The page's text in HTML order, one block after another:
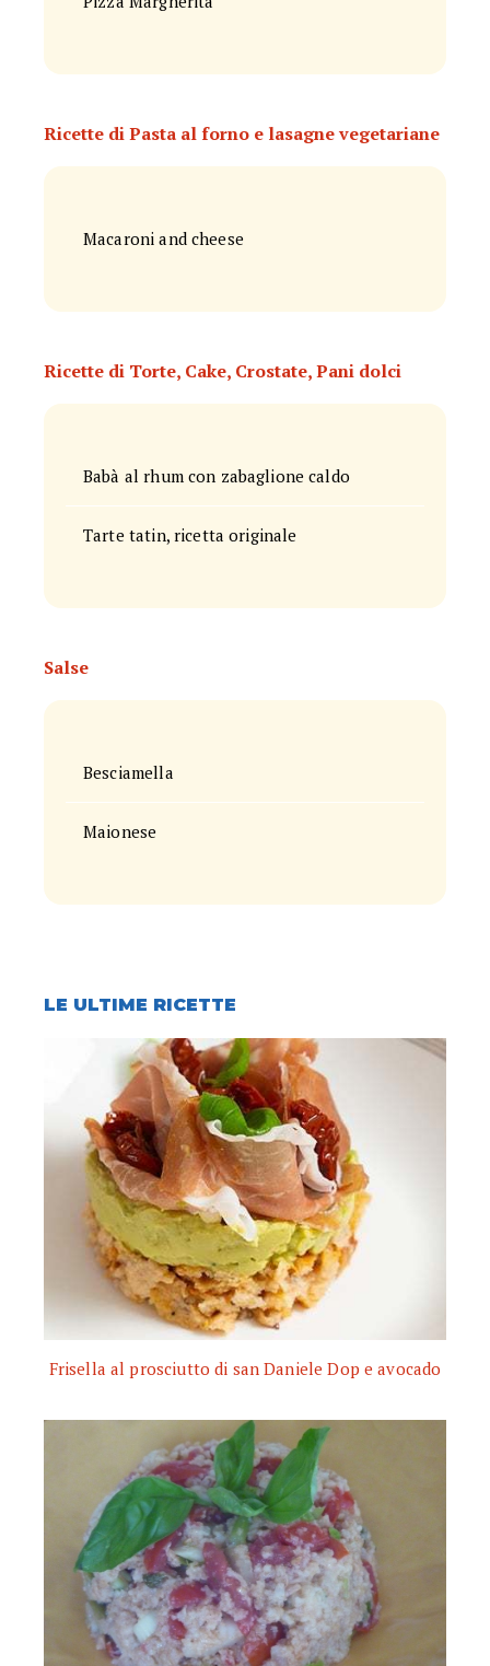
Ricette di Pasta al forno e lasagne vegetariane
Macaroni and cheese
Ricette di Torte, Cake, Crostate, Pani dolci
Babà al rhum con zabaglione caldo
Tarte tatin, ricetta originale
Salse
Besciamella
Maionese
LE ULTIME RICETTE
Frisella al prosciutto di san Daniele Dop e avocado